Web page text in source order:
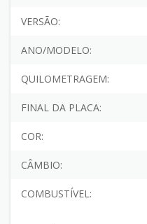
VERSÃO:
ANO/MODELO:
QUILOMETRAGEM:
FINAL DA PLACA:
COR:
CÂMBIO:
COMBUSTÍVEL: